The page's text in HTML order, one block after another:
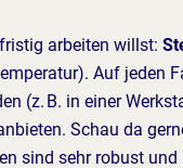
arbeiten willst:
Auf jeden
(z. B. in einer
Schau da
sind sehr robust